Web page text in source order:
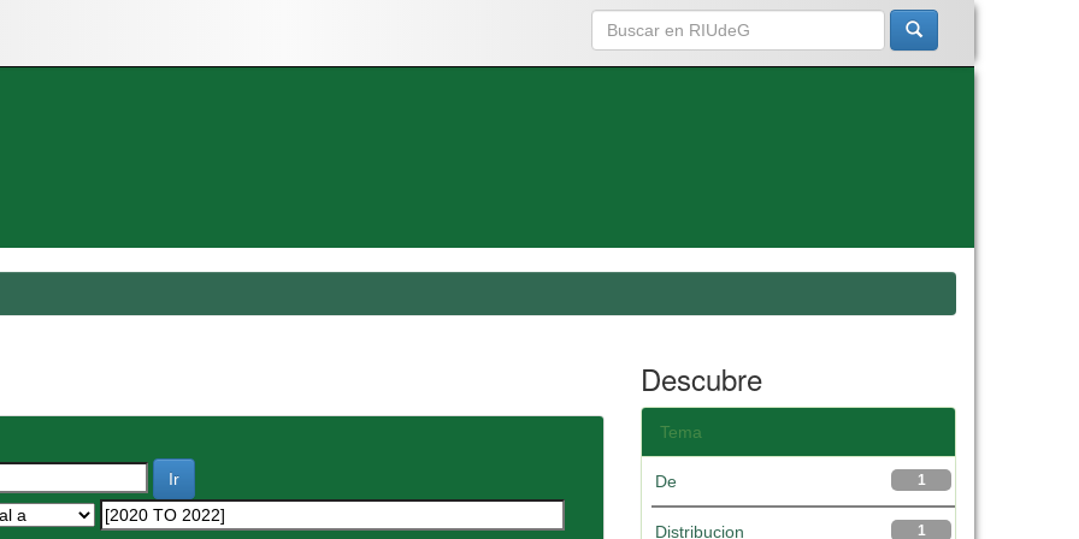
Descubre
Tema
1
De
1
Distribucion